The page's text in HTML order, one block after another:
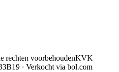
rechten voorbehoudenKVK
· Verkocht via bol.com